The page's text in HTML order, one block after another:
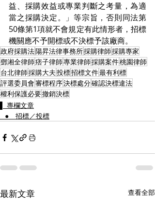
益、採購效益或專業判斷之考量，為適
當之採購決定。」等宗旨，否則同法第
50條第1項就不會規定有此情形者，招標
機關應不予開標或不決標予該廠商。
政府採購法陽昇法律事務所採購律師採購專家
鄧湘全律師痞子律師專業律師採購案件桃園律師
台北律師採購大夫投標招標文件最有利標
評選委員會審標程序決標處分確認決標違法
權利保護必要撤銷決標
▌ 專欄文章
⠀● 招標／投標
最新文章 查看全部